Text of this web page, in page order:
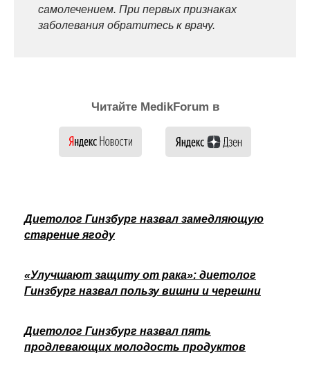
самолечением. При первых признаках
заболевания обратитесь к врачу.
Читайте MedikForum в
Диетолог Гинзбург назвал замедляющую
старение ягоду
«Улучшают защиту от рака»: диетолог
Гинзбург назвал пользу вишни и черешни
Диетолог Гинзбург назвал пять
продлевающих молодость продуктов